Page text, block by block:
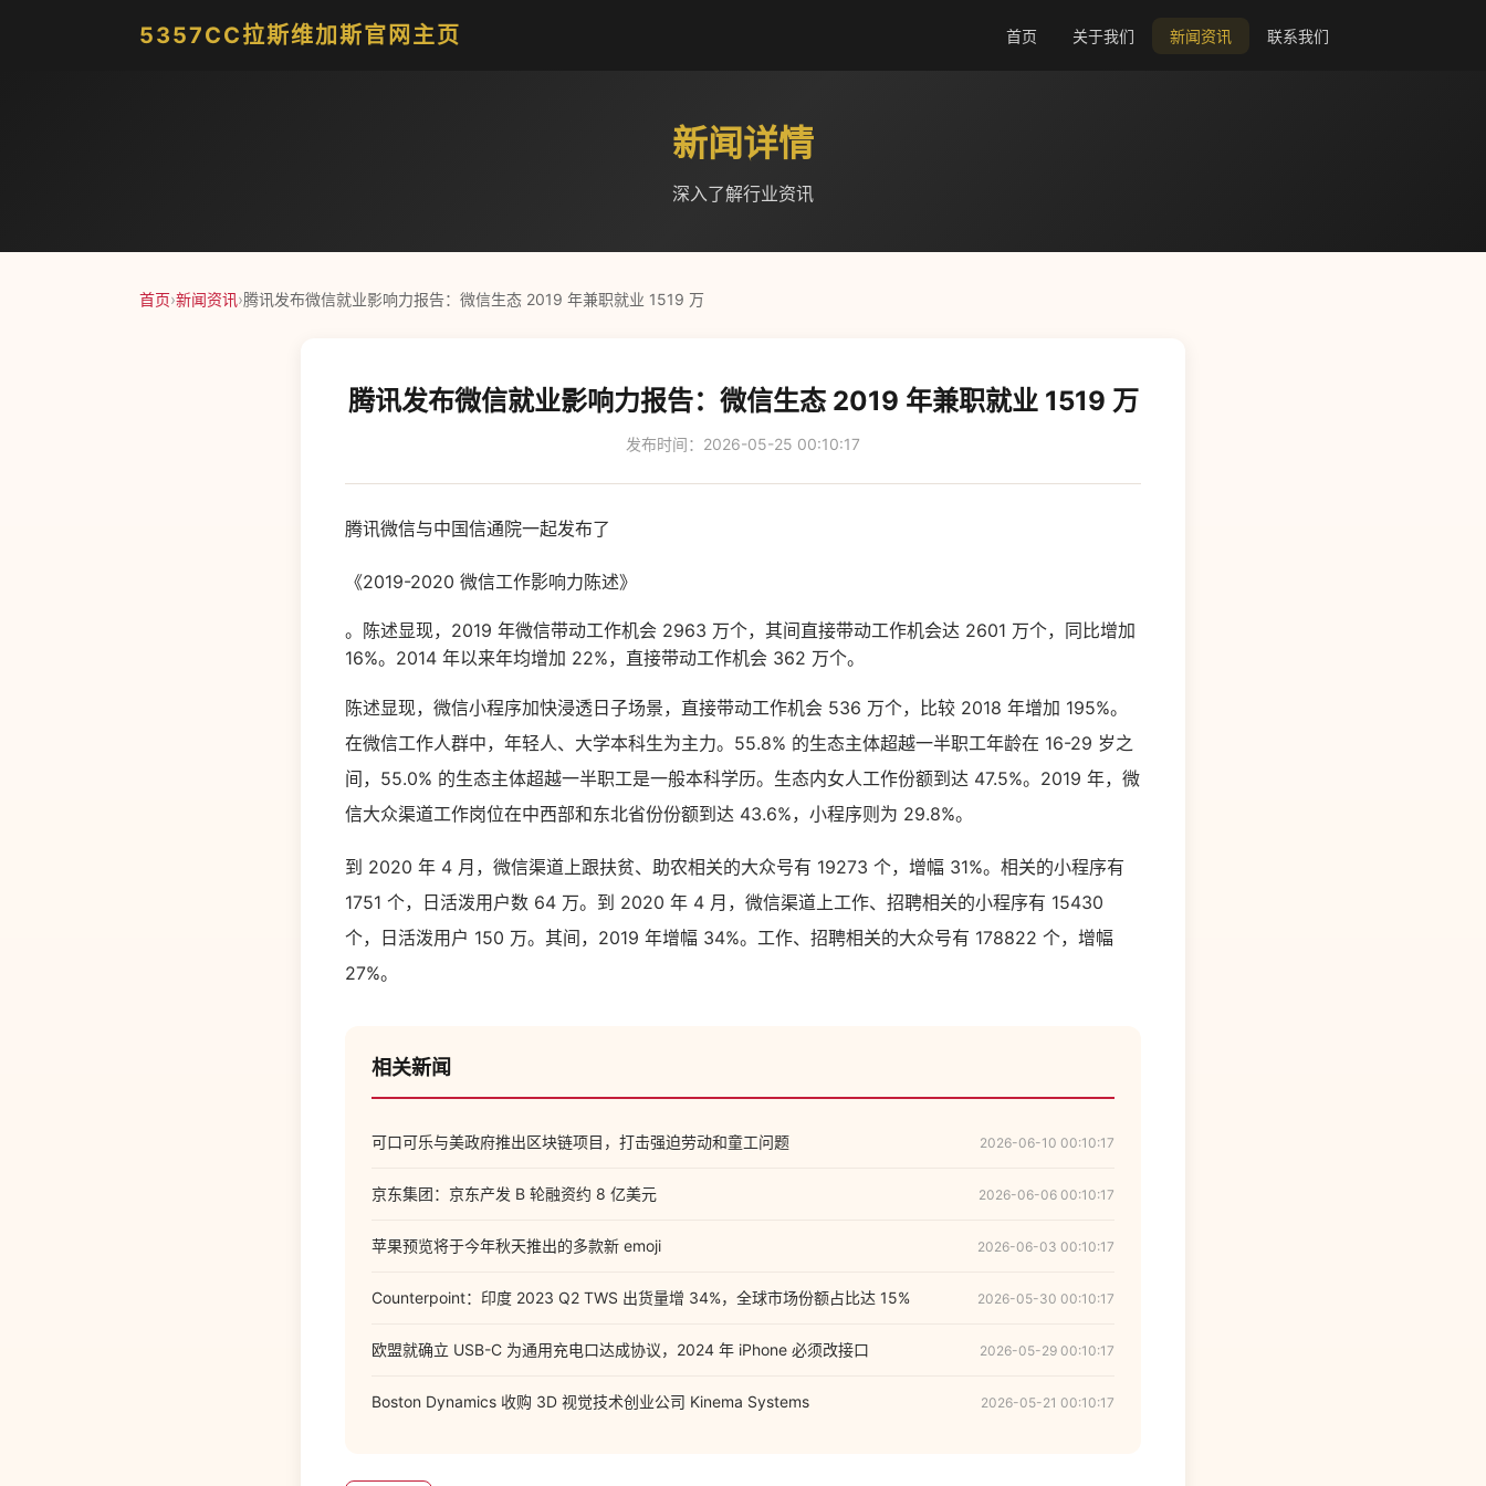
5357CC拉斯维加斯官网主页 首页 关于我们 新闻资讯 联系我们
新闻详情
深入了解行业资讯
首页›新闻资讯›腾讯发布微信就业影响力报告：微信生态 2019 年兼职就业 1519 万
腾讯发布微信就业影响力报告：微信生态 2019 年兼职就业 1519 万
发布时间：2026-05-25 00:10:17
腾讯微信与中国信通院一起发布了
《2019-2020 微信工作影响力陈述》
。陈述显现，2019 年微信带动工作机会 2963 万个，其间直接带动工作机会达 2601 万个，同比增加
16%。2014 年以来年均增加 22%，直接带动工作机会 362 万个。
陈述显现，微信小程序加快浸透日子场景，直接带动工作机会 536 万个，比较 2018 年增加 195%。
在微信工作人群中，年轻人、大学本科生为主力。55.8% 的生态主体超越一半职工年龄在 16-29 岁之
间，55.0% 的生态主体超越一半职工是一般本科学历。生态内女人工作份额到达 47.5%。2019 年，微
信大众渠道工作岗位在中西部和东北省份份额到达 43.6%，小程序则为 29.8%。
到 2020 年 4 月，微信渠道上跟扶贫、助农相关的大众号有 19273 个，增幅 31%。相关的小程序有
1751 个，日活泼用户数 64 万。到 2020 年 4 月，微信渠道上工作、招聘相关的小程序有 15430
个，日活泼用户 150 万。其间，2019 年增幅 34%。工作、招聘相关的大众号有 178822 个，增幅
27%。
相关新闻
可口可乐与美政府推出区块链项目，打击强迫劳动和童工问题 2026-06-10 00:10:17
京东集团：京东产发 B 轮融资约 8 亿美元 2026-06-06 00:10:17
苹果预览将于今年秋天推出的多款新 emoji 2026-06-03 00:10:17
Counterpoint：印度 2023 Q2 TWS 出货量增 34%，全球市场份额占比达 15% 2026-05-30 00:10:17
欧盟就确立 USB-C 为通用充电口达成协议，2024 年 iPhone 必须改接口 2026-05-29 00:10:17
Boston Dynamics 收购 3D 视觉技术创业公司 Kinema Systems 2026-05-21 00:10:17